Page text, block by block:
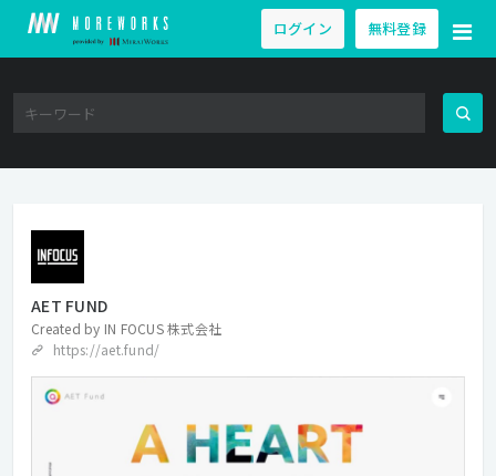
ログイン 無料登録
AET FUND
Created by IN FOCUS 株式会社
https://aet.fund/